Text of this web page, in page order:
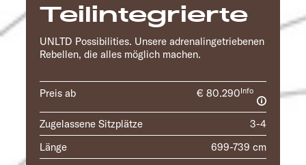
Teilintegrierte
UNLTD Possibilities. Unsere adrenalingetriebenen
Rebellen, die alles möglich machen.
Preis ab € 80.290Info
Zugelassene Sitzplätze
3-4
Länge
699-739 cm